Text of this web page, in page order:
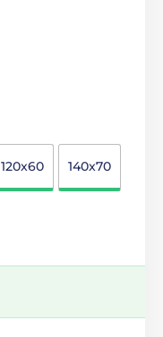
120x60 140x70